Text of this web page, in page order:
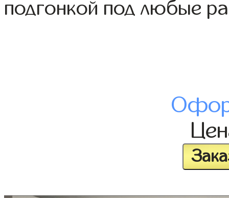
подгонкой под любые